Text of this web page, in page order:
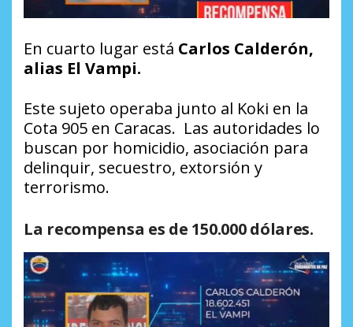
En cuarto lugar está Carlos Calderón,
alias El Vampi.
Este sujeto operaba junto al Koki en la
Cota 905 en Caracas. Las autoridades lo
buscan por homicidio, asociación para
delinquir, secuestro, extorsión y
terrorismo.
La recompensa es de 150.000 dólares.